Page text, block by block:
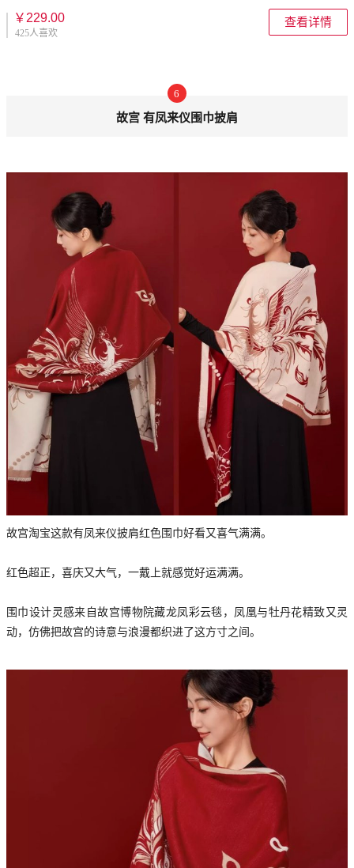
￥229.00
425人喜欢
查看详情
6
故宫 有凤来仪围巾披肩
故宫淘宝这款有凤来仪披肩红色围巾好看又喜气满满。
红色超正，喜庆又大气，一戴上就感觉好运满满。
围巾设计灵感来自故宫博物院藏龙凤彩云毯，凤凰与牡丹花精致又灵
动，仿佛把故宫的诗意与浪漫都织进了这方寸之间。